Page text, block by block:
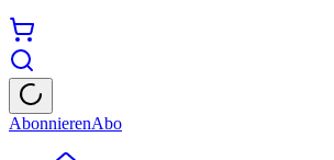
AbonnierenAbo